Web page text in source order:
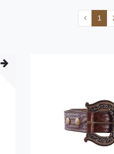
1